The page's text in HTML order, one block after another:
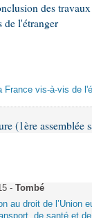
des
de l'étranger
France vis-à-vis de
(1ère assemblée
- Tombé
au droit de l’Union
de santé et